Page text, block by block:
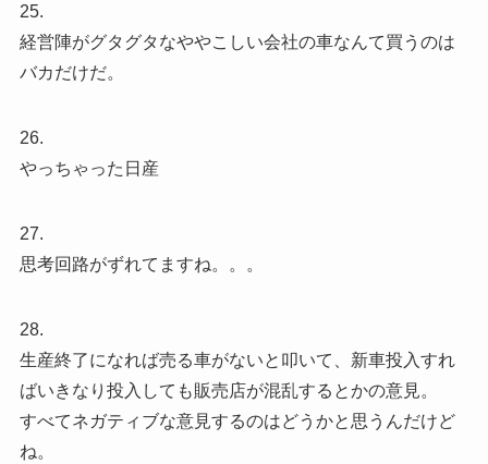
25.
経営陣がグタグタなややこしい会社の車なんて買うのは
バカだけだ。
26.
やっちゃった日産
27.
思考回路がずれてますね。。。
28.
生産終了になれば売る車がないと叩いて、新車投入すれ
ばいきなり投入しても販売店が混乱するとかの意見。
すべてネガティブな意見するのはどうかと思うんだけど
ね。